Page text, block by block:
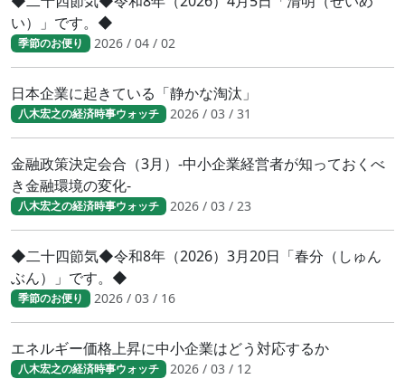
い）」です。◆
季節のお便り 2026 / 04 / 02
日本企業に起きている「静かな淘汰」
八木宏之の経済時事ウォッチ 2026 / 03 / 31
金融政策決定会合（3月）-中小企業経営者が知っておくべ
き金融環境の変化-
八木宏之の経済時事ウォッチ 2026 / 03 / 23
◆二十四節気◆令和8年（2026）3月20日「春分（しゅん
ぶん）」です。◆
季節のお便り 2026 / 03 / 16
エネルギー価格上昇に中小企業はどう対応するか
八木宏之の経済時事ウォッチ 2026 / 03 / 12